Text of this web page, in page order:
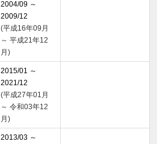
2004/09 ～
2009/12
(平成16年09月
～ 平成21年12
月)
2015/01 ～
2021/12
(平成27年01月
～ 令和03年12
月)
2013/03 ～